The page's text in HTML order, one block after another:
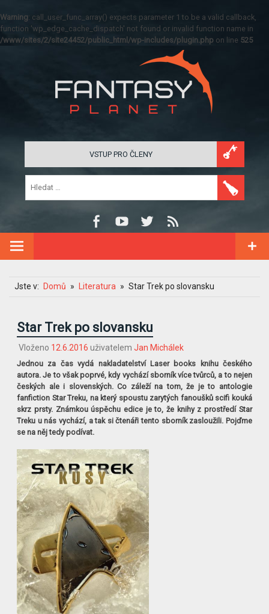
Warning: call_user_func_array() expects parameter 1 to be a valid callback,
function 'wp_edge_cache_dispatch' not found or invalid function name in
/www/sites/2/site24452/public_html/wp-includes/plugin.php on line 525
VSTUP PRO ČLENY
Jste v: Domů Literatura Star Trek po slovansku
Star Trek po slovansku
Vloženo 12.6.2016 uživatelem Jan Michálek
Jednou za čas vydá nakladatelství Laser books knihu českého
autora. Je to však poprvé, kdy vychází sborník více tvůrců, a to nejen
českých ale i slovenských. Co záleží na tom, že je to antologie
fanfiction Star Treku, na který spoustu zarytých fanoušků scifi kouká
skrz prsty. Známkou úspěchu edice je to, že knihy z prostředí Star
Treku u nás vychází, a tak si čtenáři tento sborník zasloužili. Pojďme
se na něj tedy podívat.